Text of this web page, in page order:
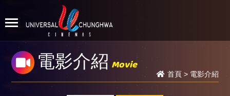
電影介紹 Movie
首頁> 電影介紹